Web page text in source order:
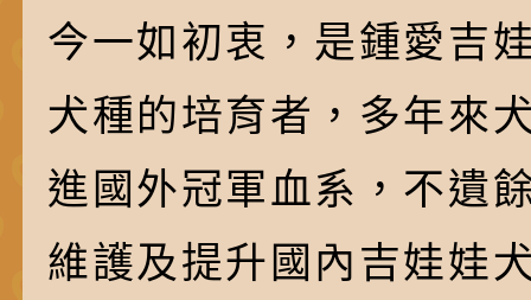
今一如初衷，是鍾愛吉
犬種的培育者，多年來
進國外冠軍血系，不遺
維護及提升國內吉娃娃